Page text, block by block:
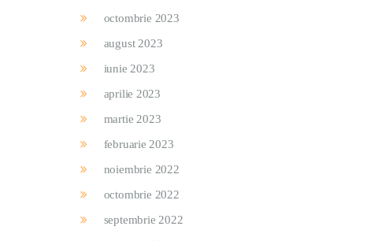
octombrie 2023
august 2023
iunie 2023
aprilie 2023
martie 2023
februarie 2023
noiembrie 2022
octombrie 2022
septembrie 2022